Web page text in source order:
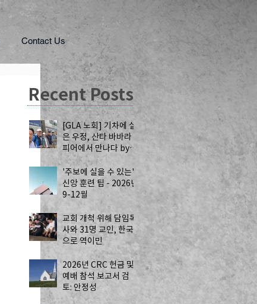
Contact Us
Recent Posts
[GLA 노회] 기차에 실
은 우정, 산타 바바라
피어에서 만나다 by
공강국 목사
'주보에 실을 수 있는'
신앙 훈련 팁 - 2026년
9-12월
교회 개척 위해 담임목
사와 31명 교인, 한국
으로 역이민
2026년 CRC 헌금 및
예배 참석 보고서 검
토: 안정성